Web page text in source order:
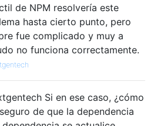
de NPM resolvería este
hasta cierto punto, pero
fue complicado y muy a
no funciona correctamente.
Si en ese caso, ¿cómo
de que la dependencia